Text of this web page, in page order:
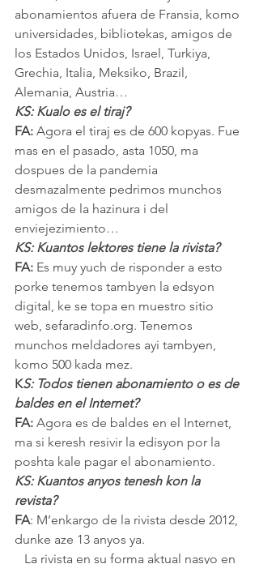
abonamientos afuera de Fransia, komo
universidades, bibliotekas, amigos de
los Estados Unidos, Israel, Turkiya,
Grechia, Italia, Meksiko, Brazil,
Alemania, Austria…
KS: Kualo es el tiraj?
FA: Agora el tiraj es de 600 kopyas. Fue
mas en el pasado, asta 1050, ma
dospues de la pandemia
desmazalmente pedrimos munchos
amigos de la hazinura i del
enviejezimiento…
KS: Kuantos lektores tiene la rivista?
FA: Es muy yuch de risponder a esto
porke tenemos tambyen la edsyon
digital, ke se topa en muestro sitio
web, sefaradinfo.org. Tenemos
munchos meldadores ayi tambyen,
komo 500 kada mez.
KS: Todos tienen abonamiento o es de
baldes en el Internet?
FA: Agora es de baldes en el Internet,
ma si keresh resivir la edisyon por la
poshta kale pagar el abonamiento.
KS: Kuantos anyos tenesh kon la
revista?
FA: M’enkargo de la rivista desde 2012,
dunke aze 13 anyos ya.